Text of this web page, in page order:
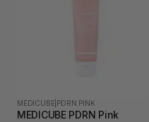
MEDICUBE PDRN PINK
MEDICUBE PDRN Pink